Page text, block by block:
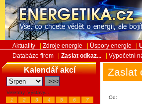
Aktuality Zdroje energie Úspory energie
Databáze firem
Zaslat odkaz... Výpočetní
Kalendář akcí
Veletrhy, Výstavy...
1
2 3 4 5 6
7
Zaslat
Od: